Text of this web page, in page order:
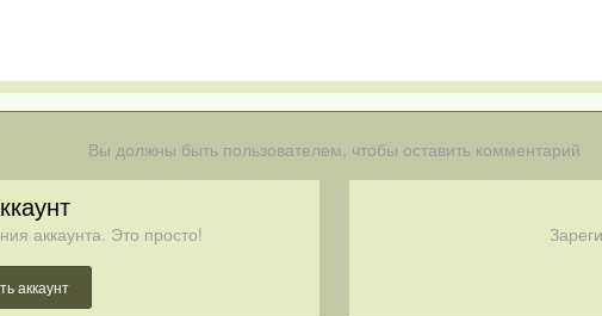
Вы должны быть пользователем, чтобы оставить комментарий
аккаунта. Это просто!
аккаунт